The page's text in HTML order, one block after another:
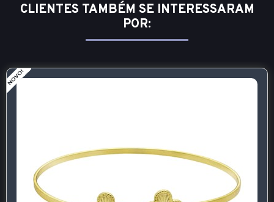
CLIENTES TAMBÉM SE INTERESSARAM
POR: